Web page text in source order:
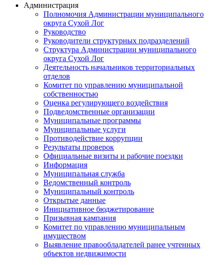
Администрация
Полномочия Администрации муниципального
округа Сухой Лог
Руководство
Руководители структурных подразделений
Структура Администрации муниципального
округа Сухой Лог
Деятельность начальников территориальных
отделов
Комитет по управлению муниципальной
собственностью
Оценка регулирующего воздействия
Подведомственные организации
Муниципальные программы
Муниципальные услуги
Противодействие коррупции
Результаты проверок
Официальные визиты и рабочие поездки
Информация
Муниципальная служба
Ведомственный контроль
Муниципальный контроль
Открытые данные
Инициативное бюджетирование
Призывная кампания
Комитет по управлению муниципальным
имуществом
Выявление правообладателей ранее учтенных
объектов недвижимости